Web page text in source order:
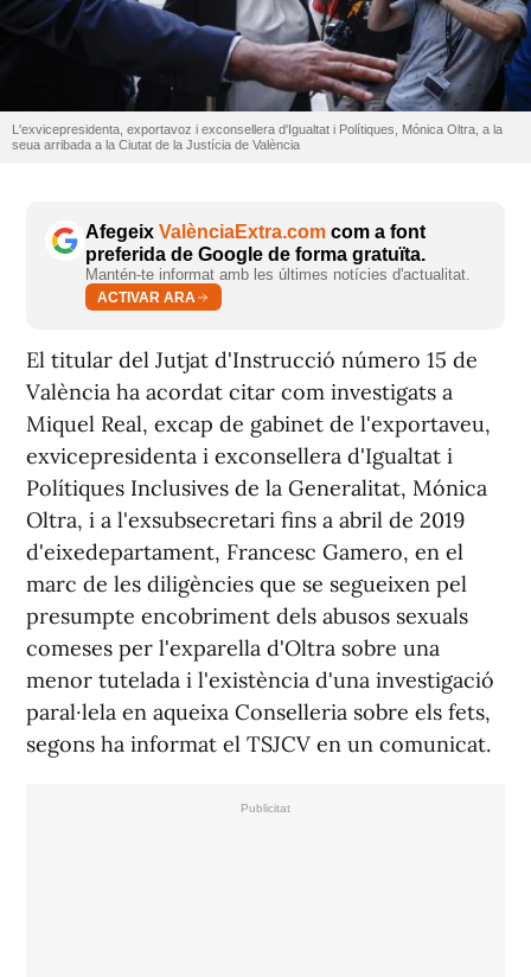
L'exvicepresidenta, exportavoz i exconsellera d'Igualtat i Polítiques, Mónica Oltra, a la
seua arribada a la Ciutat de la Justícia de València
Afegeix ValènciaExtra.com com a font
preferida de Google de forma gratuïta.
Mantén-te informat amb les últimes notícies d'actualitat.
ACTIVAR ARA
El titular del Jutjat d'Instrucció número 15 de
València ha acordat citar com investigats a
Miquel Real, excap de gabinet de l'exportaveu,
exvicepresidenta i exconsellera d'Igualtat i
Polítiques Inclusives de la Generalitat, Mónica
Oltra, i a l'exsubsecretari fins a abril de 2019
d'eixedepartament, Francesc Gamero, en el
marc de les diligències que se segueixen pel
presumpte encobriment dels abusos sexuals
comeses per l'exparella d'Oltra sobre una
menor tutelada i l'existència d'una investigació
paral·lela en aqueixa Conselleria sobre els fets,
segons ha informat el TSJCV en un comunicat.